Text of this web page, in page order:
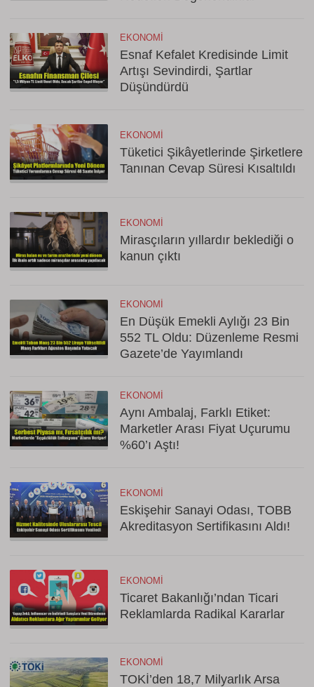
EKONOMI
Esnaf Kefalet Kredisinde Limit
Artışı Sevindirdi, Şartlar
Düşündürdü
EKONOMI
Tüketici Şikâyetlerinde Şirketlere
Tanınan Cevap Süresi Kısaltıldı
EKONOMI
Mirasçıların yıllardır beklediği o
kanun çıktı
EKONOMI
En Düşük Emekli Aylığı 23 Bin
552 TL Oldu: Düzenleme Resmi
Gazete’de Yayımlandı
EKONOMI
Aynı Ambalaj, Farklı Etiket:
Marketler Arası Fiyat Uçurumu
%60’ı Aştı!
EKONOMI
Eskişehir Sanayi Odası, TOBB
Akreditasyon Sertifikasını Aldı!
EKONOMI
Ticaret Bakanlığı’ndan Ticari
Reklamlarda Radikal Kararlar
EKONOMI
TOKİ’den 18,7 Milyarlık Arsa